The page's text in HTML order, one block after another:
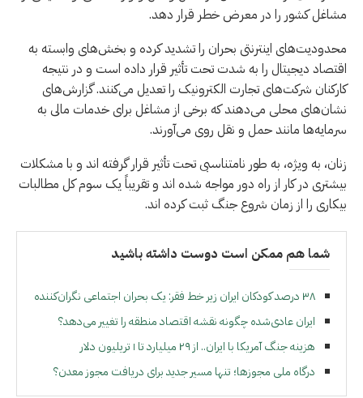
مشاغل کشور را در معرض خطر قرار دهد.
محدودیت‌های اینترنتی بحران را تشدید کرده و بخش‌های وابسته به
اقتصاد دیجیتال را به شدت تحت تأثیر قرار داده است و در نتیجه
کارکنان شرکت‌های تجارت الکترونیک را تعدیل می‌کنند. گزارش‌های
نشان‌های محلی می‌دهند که برخی از مشاغل برای خدمات مالی به
سرمایه‌ها مانند حمل و نقل روی می‌آورند.
زنان، به ویژه، به طور نامتناسبی تحت تأثیر قرار گرفته اند و با مشکلات
بیشتری در کار از راه دور مواجه شده اند و تقریباً یک سوم کل مطالبات
بیکاری را از زمان شروع جنگ ثبت کرده اند.
شما هم ممکن است دوست داشته باشید
۳۸ درصد کودکان ایران زیر خط فقر: یک بحران اجتماعی نگران‌کننده
ایران عادی‌شده چگونه نقشه اقتصاد منطقه را تغییر می‌دهد؟
هزینه جنگ آمریکا با ایران.. از ۲۹ میلیارد تا ۱ تریلیون دلار
درگاه ملی مجوزها؛ تنها مسیر جدید برای دریافت مجوز معدن؟